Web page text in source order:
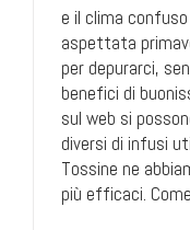
e il clima
aspettata
per depurarci,
benefici di
sul web si
diversi di infusi
Tossine ne
più efficaci.